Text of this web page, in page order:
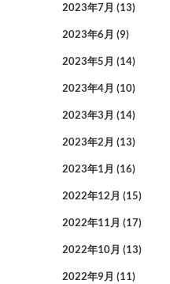
2023年7月 (13)
2023年6月 (9)
2023年5月 (14)
2023年4月 (10)
2023年3月 (14)
2023年2月 (13)
2023年1月 (16)
2022年12月 (15)
2022年11月 (17)
2022年10月 (13)
2022年9月 (11)